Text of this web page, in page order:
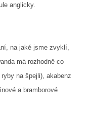
anglicky.
na jaké jsme zvyklí,
má rozhodně co
na špejli), akabenz
a bramborové